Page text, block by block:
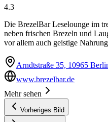
4.3
Die BrezelBar Leselounge im
neben frischen Brezeln und
vor allem auch geistige
Arndtstraße 35, 10965
www.brezelbar.de
Mehr sehen
Vorheriges Bild